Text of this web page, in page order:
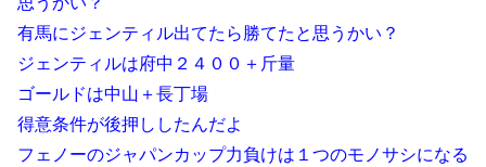
有馬にジェンティル出てたら勝てたと思うかい？
ジェンティルは府中２４００＋斤量
ゴールドは中山＋長丁場
得意条件が後押ししたんだよ
フェノーのジャパンカップ力負けは１つのモノサシになる